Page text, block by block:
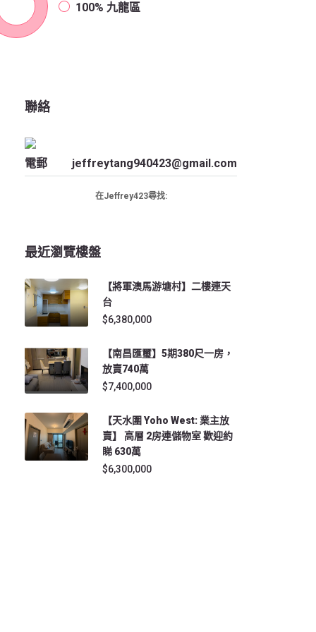
100% 九龍區
聯絡
電郵 jeffreytang940423@gmail.com
在Jeffrey423尋找:
最近瀏覽樓盤
【將軍澳馬游塘村】二樓連天
台
$6,380,000
【南昌匯璽】5期380尺一房，
放賣740萬
$7,400,000
【天水圍 Yoho West: 業主放
賣】 高層 2房連儲物室 歡迎約
睇 630萬
$6,300,000